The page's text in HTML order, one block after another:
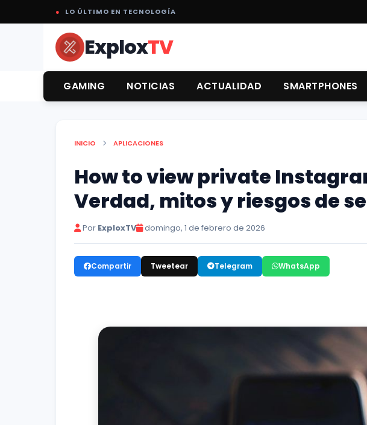
● LO ÚLTIMO EN TECNOLOGÍA
ExploxTV
GAMING NOTICIAS ACTUALIDAD SMARTPHONES
INICIO APLICACIONES
How to view private
Verdad, mitos y riesgos de
Por ExploxTV domingo, 1 de febrero de 2026
Compartir Tweetear Telegram WhatsApp